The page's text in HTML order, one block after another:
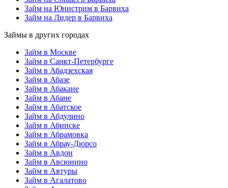
Займ на Юнистрим в Барвиха
Займ на Лидер в Барвиха
Займы в других городах
Займ в Москве
Займ в Санкт-Петербурге
Займ в Абадзехская
Займ в Абазе
Займ в Абакане
Займ в Абане
Займ в Абатское
Займ в Абдулино
Займ в Абинске
Займ в Абрамовка
Займ в Абрау-Дюрсо
Займ в Авдон
Займ в Авсюнино
Займ в Автуры
Займ в Агалатово